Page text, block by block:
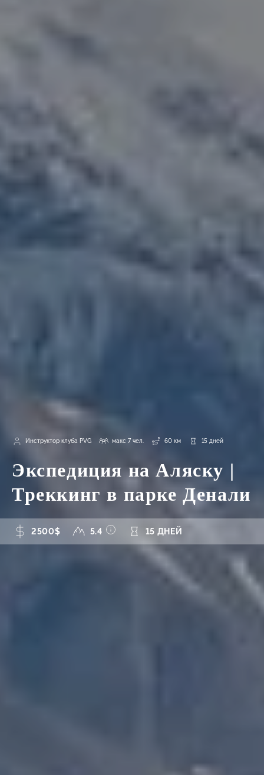
Инструктор клуба PVG макс 7 чел. 60 км 15 дней
Экспедиция на Аляску |
Треккинг в парке Денали
2500$ 5.4 15 ДНЕЙ